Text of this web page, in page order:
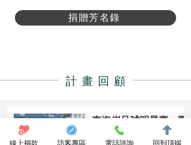
捐贈芳名錄
​ 計 畫 回 顧
東海岸足球明星賽－圓
滿落幕
線上捐款 訪客專區 電話諮詢 回到頂端